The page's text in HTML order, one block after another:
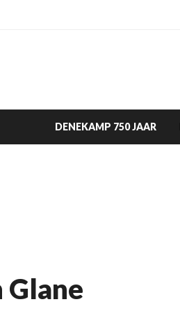
DENEKAMP 750 JAAR